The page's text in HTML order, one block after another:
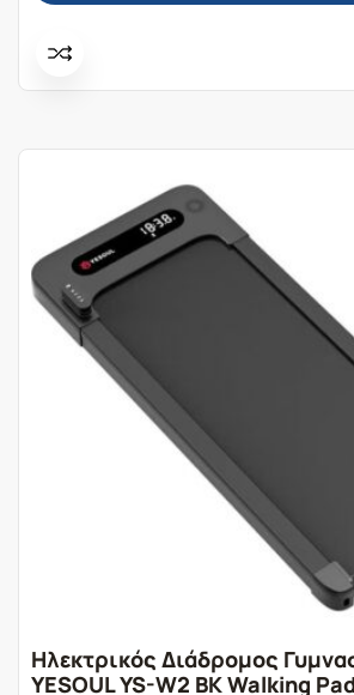
Ηλεκτρικός Διάδρομος
YESOUL YS-W2 BΚ Walking Pad